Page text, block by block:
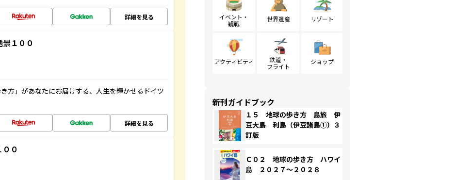
詳細を見る
１００
方」があなたにお届けする、人生を輝かせるドイツ
詳細を見る
０
イベント・
観戦
世界遺産 リゾート
アクティビティ
鉄道・
フライト
ショップ
新刊ガイドブック
１５ 地球の歩き方 島旅 伊
豆大島 利島（伊豆諸島①）３
訂版
Ｃ０２ 地球の歩き方 ハワイ
島 ２０２７～２０２８